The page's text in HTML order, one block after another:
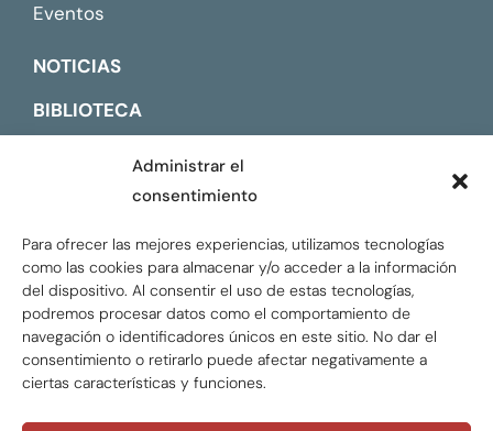
Administrar el
consentimiento
Para ofrecer las mejores experiencias, utilizamos tecnologías
como las cookies para almacenar y/o acceder a la información
del dispositivo. Al consentir el uso de estas tecnologías,
podremos procesar datos como el comportamiento de
navegación o identificadores únicos en este sitio. No dar el
consentimiento o retirarlo puede afectar negativamente a
ciertas características y funciones.
Eventos
NOTICIAS
BIBLIOTECA